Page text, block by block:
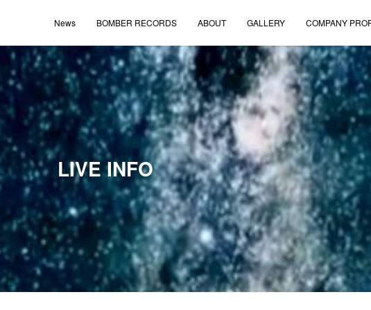
News BOMBER RECORDS ABOUT GALLERY COMPANY
LIVE INFO